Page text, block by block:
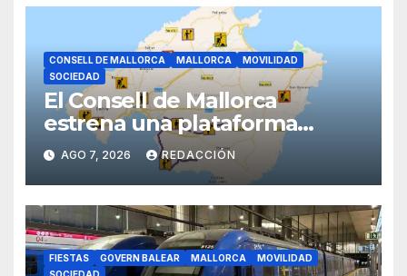
CONSELL DE MALLORCA MALLORCA
MOVILIDAD
SOCIEDAD
El Consell de Mallorca
estrena una plataforma
inteligente de incidencias
viarias en tiempo real
AGO 7, 2026 REDACCIÓN
FIESTAS GOVERN BALEAR MALLORCA
MOVILIDAD